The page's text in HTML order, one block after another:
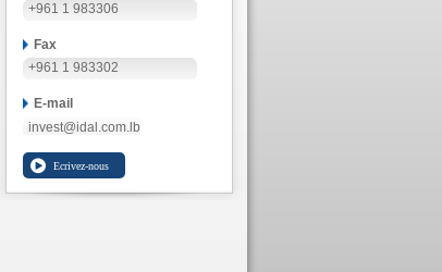
+961 1 983306
Fax
+961 1 983302
E-mail
invest@idal.com.lb